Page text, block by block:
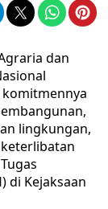
dan
komitmennya
lingkungan,
di Kejaksaan